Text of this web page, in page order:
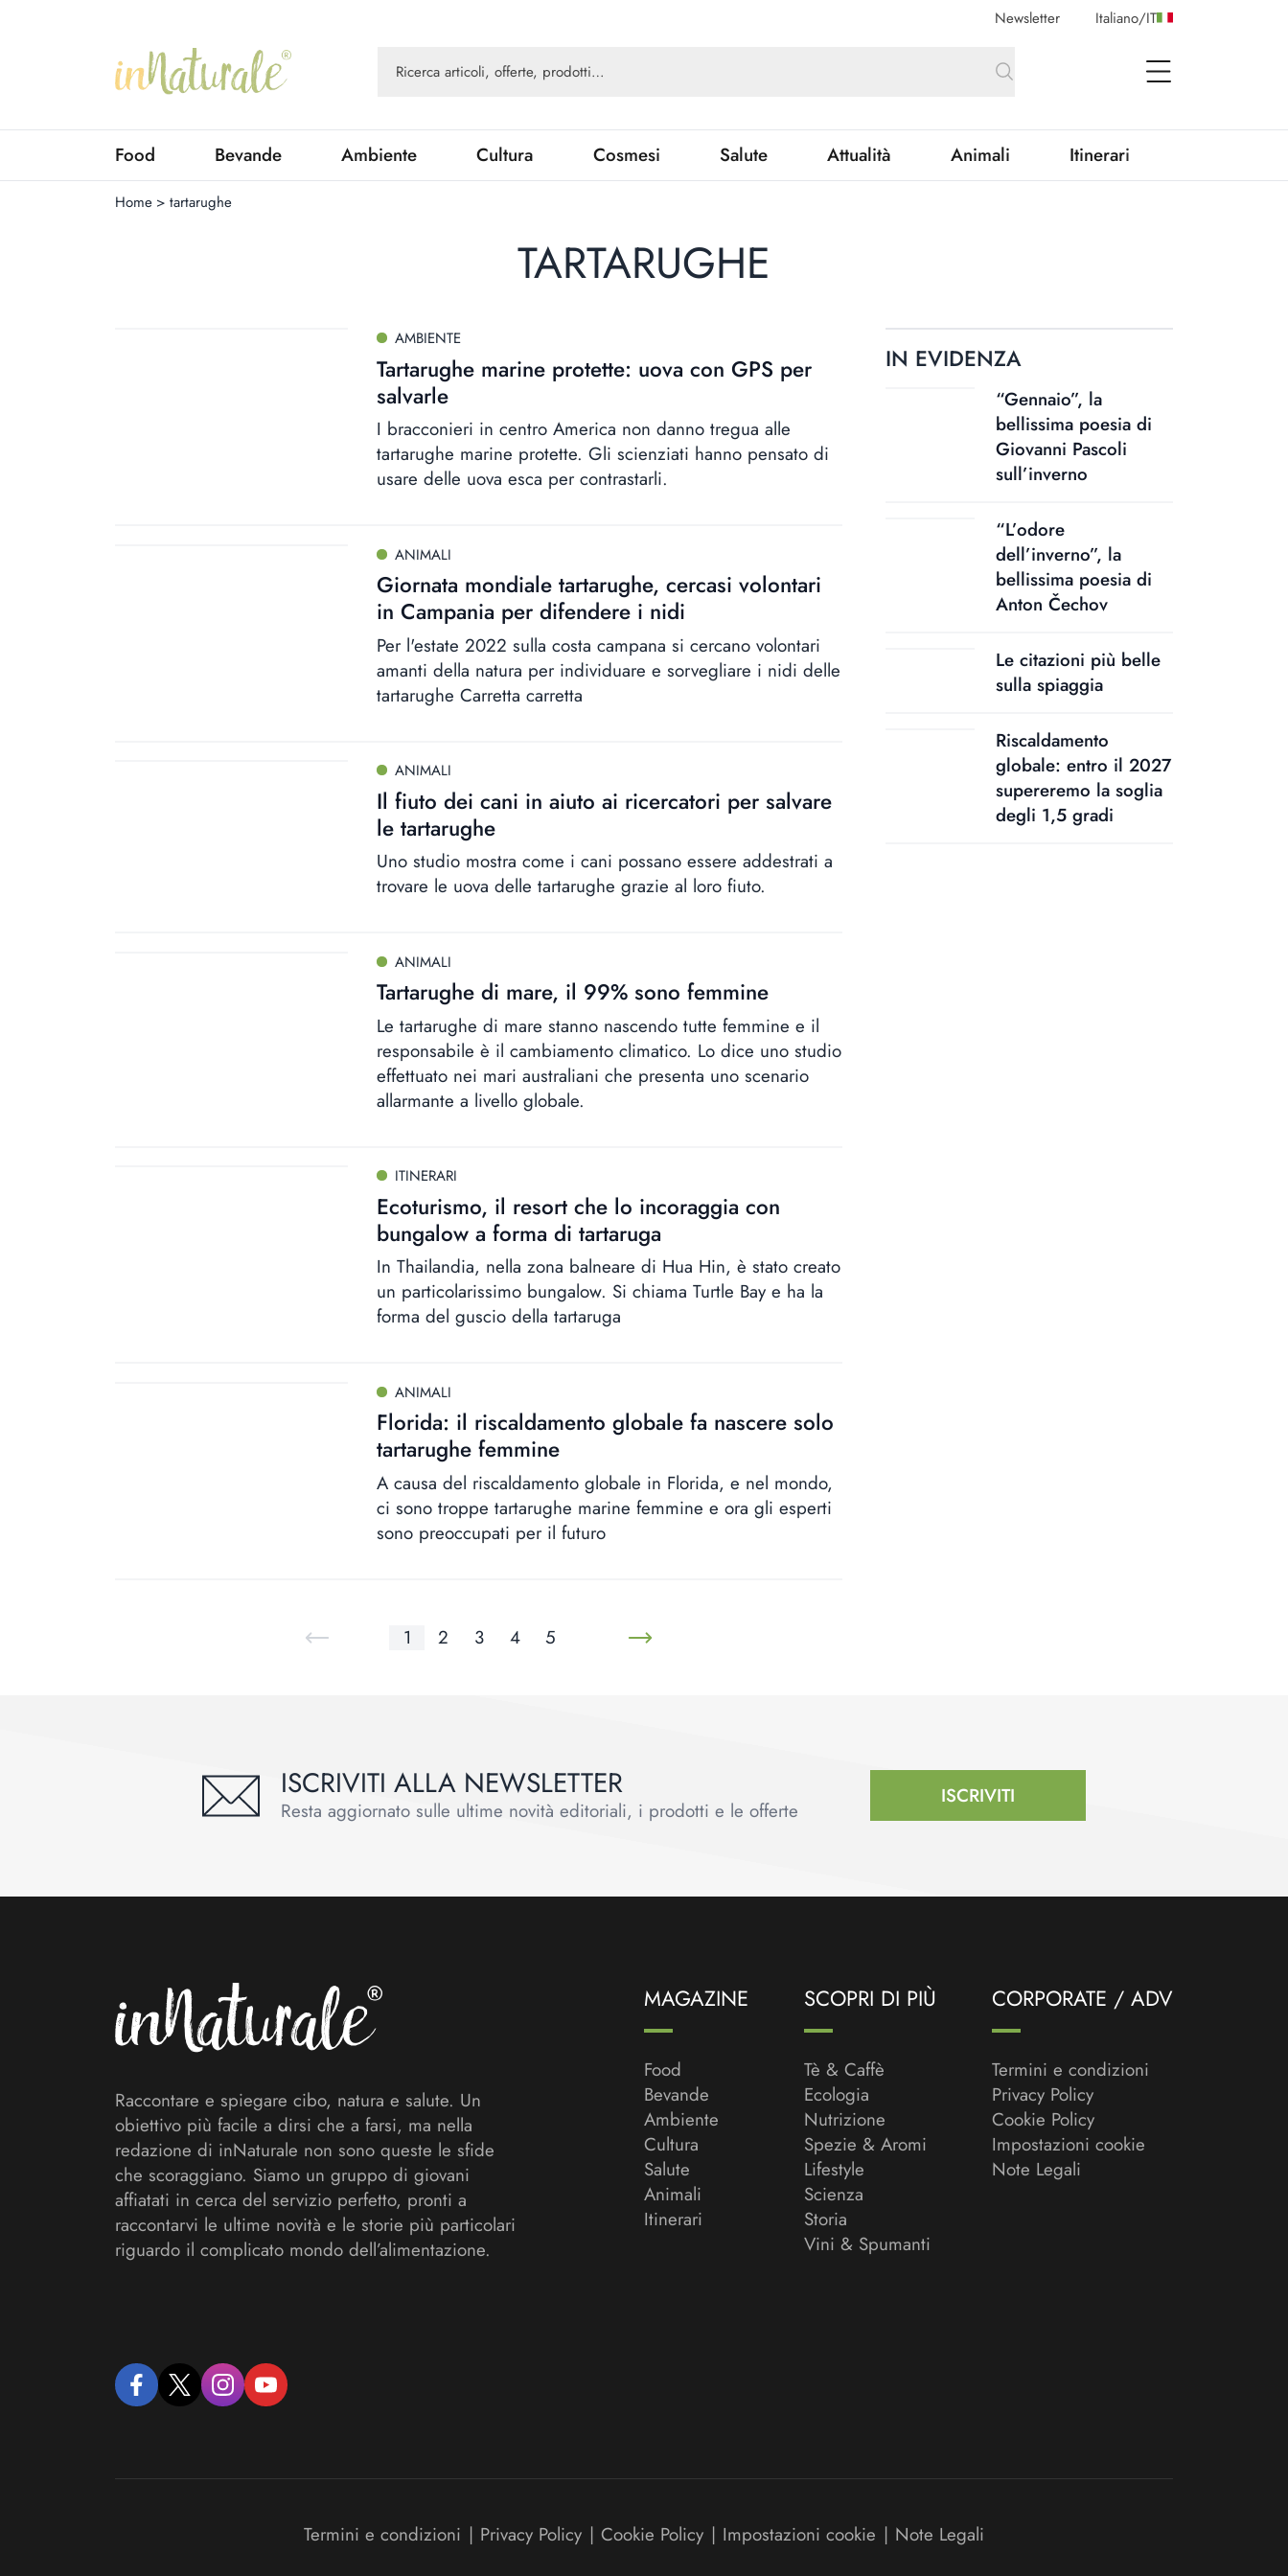
Newsletter Italiano/IT
open Menu
Food Bevande Ambiente Cultura Cosmesi Salute Attualità Animali Itinerari
Home > tartarughe
TARTARUGHE
AMBIENTE
Tartarughe marine protette: uova con GPS per
salvarle
I bracconieri in centro America non danno tregua alle
tartarughe marine protette. Gli scienziati hanno pensato di
usare delle uova esca per contrastarli.
ANIMALI
Giornata mondiale tartarughe, cercasi volontari
in Campania per difendere i nidi
Per l'estate 2022 sulla costa campana si cercano volontari
amanti della natura per individuare e sorvegliare i nidi delle
tartarughe Carretta carretta
ANIMALI
Il fiuto dei cani in aiuto ai ricercatori per salvare
le tartarughe
Uno studio mostra come i cani possano essere addestrati a
trovare le uova delle tartarughe grazie al loro fiuto.
ANIMALI
Tartarughe di mare, il 99% sono femmine
Le tartarughe di mare stanno nascendo tutte femmine e il
responsabile è il cambiamento climatico. Lo dice uno studio
effettuato nei mari australiani che presenta uno scenario
allarmante a livello globale.
ITINERARI
Ecoturismo, il resort che lo incoraggia con
bungalow a forma di tartaruga
In Thailandia, nella zona balneare di Hua Hin, è stato creato
un particolarissimo bungalow. Si chiama Turtle Bay e ha la
forma del guscio della tartaruga
ANIMALI
Florida: il riscaldamento globale fa nascere solo
tartarughe femmine
A causa del riscaldamento globale in Florida, e nel mondo,
ci sono troppe tartarughe marine femmine e ora gli esperti
sono preoccupati per il futuro
1 2 3 4 5
IN EVIDENZA
“Gennaio”, la
bellissima poesia di
Giovanni Pascoli
sull’inverno
“L’odore
dell’inverno”, la
bellissima poesia di
Anton Čechov
Le citazioni più belle
sulla spiaggia
Riscaldamento
globale: entro il 2027
supereremo la soglia
degli 1,5 gradi
ISCRIVITI ALLA NEWSLETTER
Resta aggiornato sulle ultime novità editoriali, i prodotti e le offerte
ISCRIVITI
Raccontare e spiegare cibo, natura e salute. Un
obiettivo più facile a dirsi che a farsi, ma nella
redazione di inNaturale non sono queste le sfide
che scoraggiano. Siamo un gruppo di giovani
affiatati in cerca del servizio perfetto, pronti a
raccontarvi le ultime novità e le storie più particolari
riguardo il complicato mondo dell’alimentazione.
facebooktwitter instagramyoutube
MAGAZINE
Food
Bevande
Ambiente
Cultura
Salute
Animali
Itinerari
SCOPRI DI PIÙ
Tè & Caffè
Ecologia
Nutrizione
Spezie & Aromi
Lifestyle
Scienza
Storia
Vini & Spumanti
CORPORATE / ADV
Termini e condizioni
Privacy Policy
Cookie Policy
Impostazioni cookie
Note Legali
Termini e condizioni | Privacy Policy | Cookie Policy | Impostazioni cookie | Note Legali